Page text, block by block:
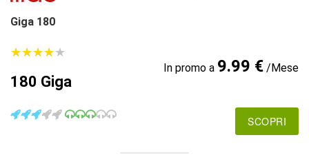
Giga 180
★★★★★
★★★★★
180 Giga
In promo a 9.99 €/Mese
SCOPRI